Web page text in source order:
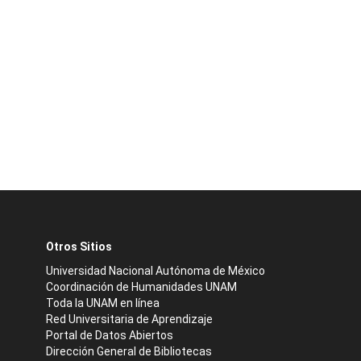
Otros Sitios
Universidad Nacional Autónoma de México
Coordinación de Humanidades UNAM
Toda la UNAM en línea
Red Universitaria de Aprendizaje
Portal de Datos Abiertos
Dirección General de Bibliotecas